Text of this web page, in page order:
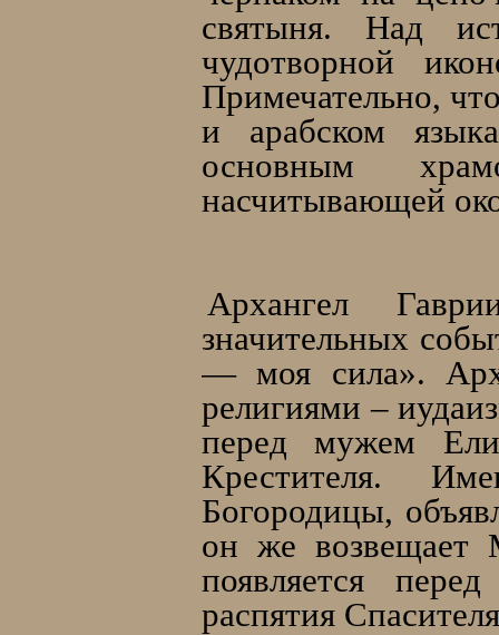
святыня. Над
чудотворной
Примечательно,
и арабском
основным
насчитывающей
Архангел
значительных
— моя сила».
религиями –
перед мужем
Крестителя.
Богородицы,
он же возвещает
появляется
распятия